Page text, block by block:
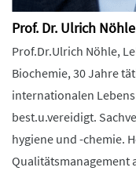
Prof. Dr. Ulrich Nöhle
Prof.Dr.Ulrich Nöhle,
Biochemie, 30 Jahre
internationalen
best.u.vereidigt.
hygiene und -chemie.
Qualitätsmanagement